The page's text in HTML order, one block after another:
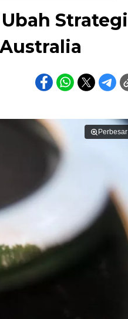
Strategi
Perbesar